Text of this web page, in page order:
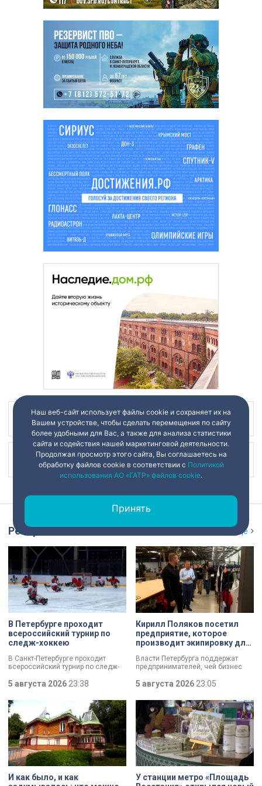
Наш канал в
Наш канал в
Репортаж Ещё
В Петербурге проходит
всероссийский турнир по
следж-хоккею
В Санкт-Петербурге проходит
всероссийский турнир по следж-
только медали, но и возможность
в следующем сезоне стать
участниками чемпионата России
«Лиги героев».
5 августа 2026 23:38
Кирилл Поляков посетил
предприятие, которое
производит экипировку для
Власти Петербурга поддержат
предпринимателей, чей бизнес
складах маркетплейсов.
Разработать специальный пакет
мер правительству города поручил
губернатор Александр Беглов.
Сегодня об этом заявил вице-
губернатор Кирилл Поляков, во
время визита на одно из
пострадавших предприятий.
Компания шьет экипировку для
спортсменов и крупных
корпораций. Производитель
спортивной одежды потерял товар
почти на 10 миллионов рублей.
5 августа 2026 23:05
И как было, и как
У станции метро «Площадь
Наш веб-сайт использует файлы cookie и сохраняет их на
Вашем устройстве, чтобы сделать перемещения по сайту
более удобными для Вас, а также для анализа статистики
сайта и содействия нашей маркетинговой деятельности.
Продолжая просмотр этого сайта, Вы соглашаетесь на
обработку файлов cookie в соответствии с Политикой
использования АО «ГАТР» файлов cookie.
Принять